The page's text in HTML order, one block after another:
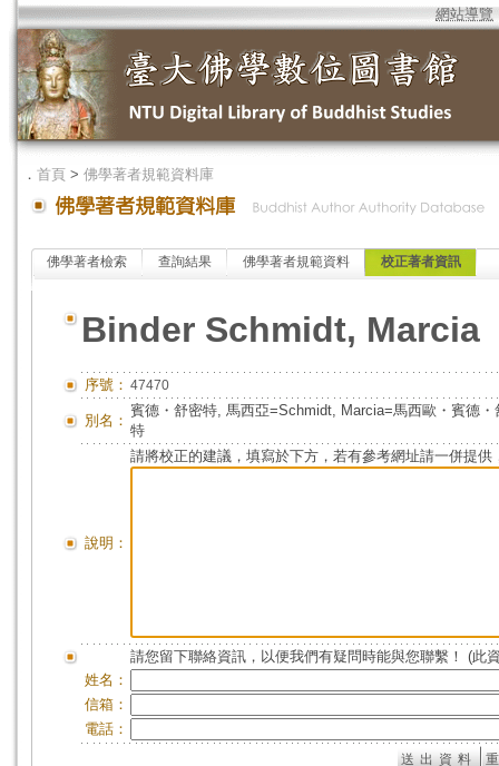
網站導覽
． 首頁 > 佛學著者規範資料庫
佛學著者檢索 查詢結果 佛學著者規範資料 校正著者資訊
Binder Schmidt, Marcia
序號： 47470
別名：
賓德・舒密特, 馬西亞=Schmidt, Marcia=馬西歐・賓德
特
說明：
請將校正的建議，填寫於下方，若有參考網址請一併提供
請您留下聯絡資訊，以便我們有疑問時能與您聯繫！ (此
姓名：
信箱：
電話：